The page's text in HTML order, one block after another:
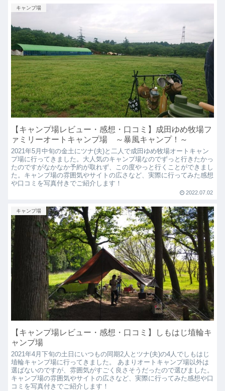
キャンプ場
【キャンプ場レビュー・感想・口コミ】成田ゆめ牧場フ
ァミリーオートキャンプ場 ～暴風キャンプ！～
2021年5月中旬の金土にツナ(夫)と二人で成田ゆめ牧場オートキャン
プ場に行ってきました。大人気のキャンプ場なのでずっと行きたかっ
たのですがなかなか予約が取れず、この度やっと行くことができまし
た。キャンプ場の雰囲気やサイトの広さなど、実際に行ってみた感想
や口コミを写真付きでご紹介します！
2022.07.02
キャンプ場
【キャンプ場レビュー・感想・口コミ】しもはじ埴輪キ
ャンプ場
2021年4月下旬の土日にいつもの同期2人とツナ(夫)の4人でしもはじ
埴輪キャンプ場に行ってきました。 あまりオートキャンプ場以外は
選ばないのですが、雰囲気がすごく良さそうだったので選びました。
キャンプ場の雰囲気やサイトの広さなど、実際に行ってみた感想や口
コミを写真付きでご紹介します！